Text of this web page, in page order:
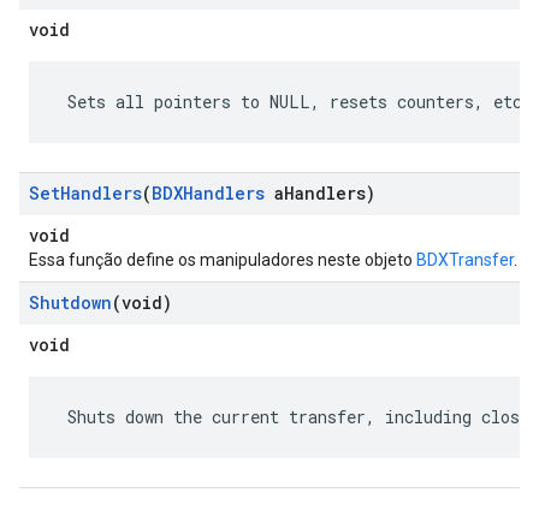
void
Sets all pointers to NULL, resets counters, etc.
SetHandlers(BDXHandlers aHandlers)
void
Essa função define os manipuladores neste objeto BDXTransfer.
Shutdown(void)
void
Shuts down the current transfer, including closing